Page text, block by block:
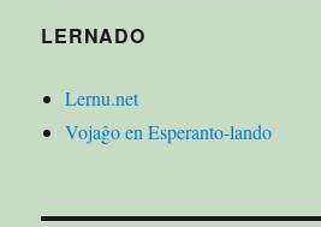
LERNADO
Lernu.net
Vojaĝo en Esperanto-lando